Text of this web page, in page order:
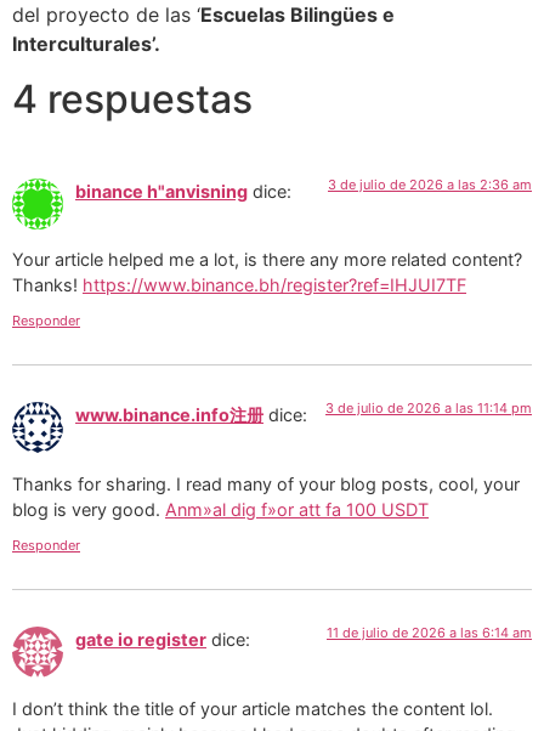
del proyecto de las ‘Escuelas Bilingües e
Interculturales’.
4 respuestas
binance h"anvisning dice: 3 de julio de 2026 a las 2:36 am
Your article helped me a lot, is there any more related content?
Thanks! https://www.binance.bh/register?ref=IHJUI7TF
Responder
www.binance.info注册 dice: 3 de julio de 2026 a las 11:14 pm
Thanks for sharing. I read many of your blog posts, cool, your
blog is very good. Anm»al dig f»or att fa 100 USDT
Responder
gate io register dice: 11 de julio de 2026 a las 6:14 am
I don’t think the title of your article matches the content lol.